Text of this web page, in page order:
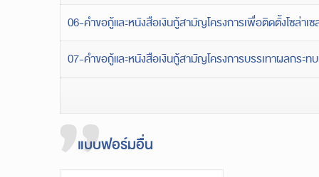
06-คำขอกู้และหนังสือเงินกู้สามัญโครงการเพื่อติดตั้งโซล่าเ
07-คำขอกู้และหนังสือเงินกู้สามัญโครงการบรรเทาผลกระท
แบบฟอร์มอื่น